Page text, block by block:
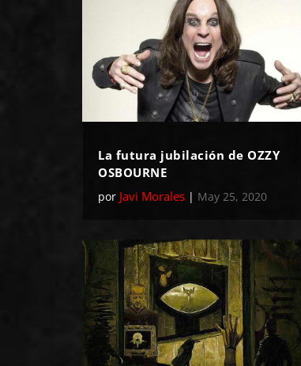
La futura jubilación de OZZY
OSBOURNE
por Javi Morales | May 25, 2020